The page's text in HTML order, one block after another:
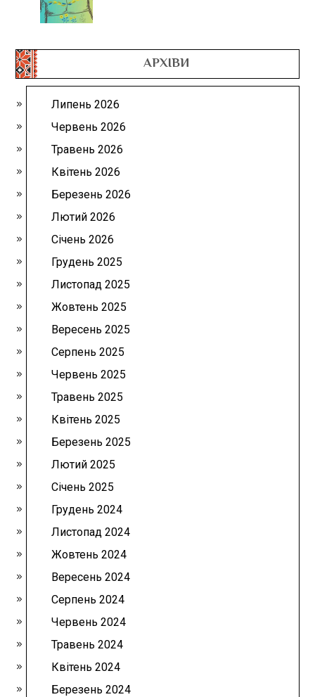
АРХІВИ
Липень 2026
Червень 2026
Травень 2026
Квітень 2026
Березень 2026
Лютий 2026
Січень 2026
Грудень 2025
Листопад 2025
Жовтень 2025
Вересень 2025
Серпень 2025
Червень 2025
Травень 2025
Квітень 2025
Березень 2025
Лютий 2025
Січень 2025
Грудень 2024
Листопад 2024
Жовтень 2024
Вересень 2024
Серпень 2024
Червень 2024
Травень 2024
Квітень 2024
Березень 2024